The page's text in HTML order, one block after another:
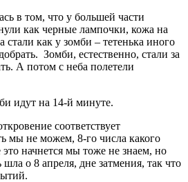
в том, что у большей части
как черные лампочки, кожа на
стали как у зомби – тетенька иного
Зомби, естественно, стали за
А потом с неба полетели
идут на 14-й минуте.
соответствует
мы не можем, 8-го числа какого
это начнется мы тоже не знаем, но
о 8 апреля, дне затмения, так что